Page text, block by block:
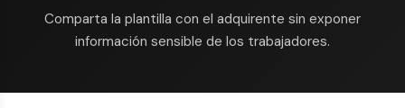
Comparta la plantilla con el adquirente sin exponer
información sensible de los trabajadores.